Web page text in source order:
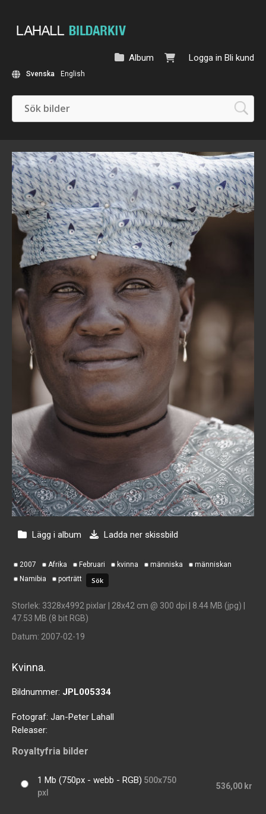
Logga in Bli kund
Album
Svenska English
Lägg i album Ladda ner skissbild
2007 Afrika Februari kvinna människa
människan
Namibia
porträtt
Storlek: 3328x4992 pixlar | 28x42 cm @ 300 dpi | 8.44 MB (jpg) |
47.53 MB (8 bit RGB)
Datum: 2007-02-19
Kvinna.
Bildnummer: JPL005334
Fotograf: Jan-Peter Lahall
Releaser:
Royaltyfria bilder
1 Mb (750px - webb - RGB) 500x750
pxl
536,00 kr